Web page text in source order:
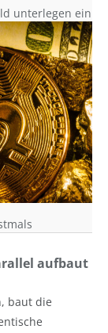
unterlegen ein
aufbaut
baut die